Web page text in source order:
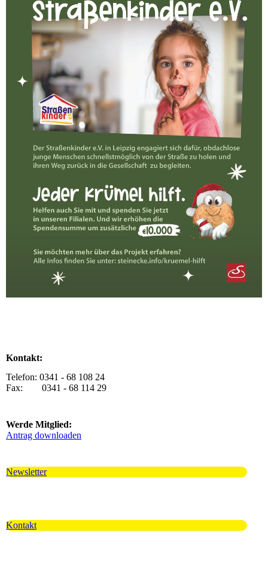
Kontakt:
Telefon: 0341 - 68 108 24
Fax: 0341 - 68 114 29
Werde Mitglied:
Antrag downloaden
Newsletter
Kontakt